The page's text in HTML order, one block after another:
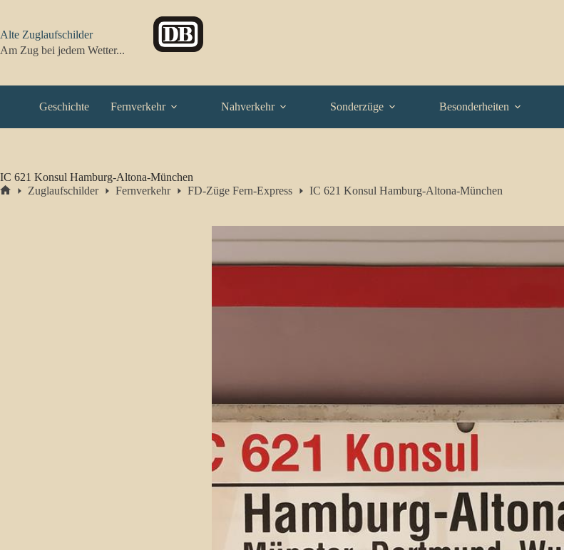
springen
Alte Zuglaufschilder
Am Zug bei jedem Wetter...
Geschichte Fernverkehr Nahverkehr Sonderzüge Besonderheiten
IC 621 Konsul Hamburg-Altona-München
Zuglaufschilder Fernverkehr FD-Züge Fern-Express IC 621 Konsul Hamburg-Altona-München